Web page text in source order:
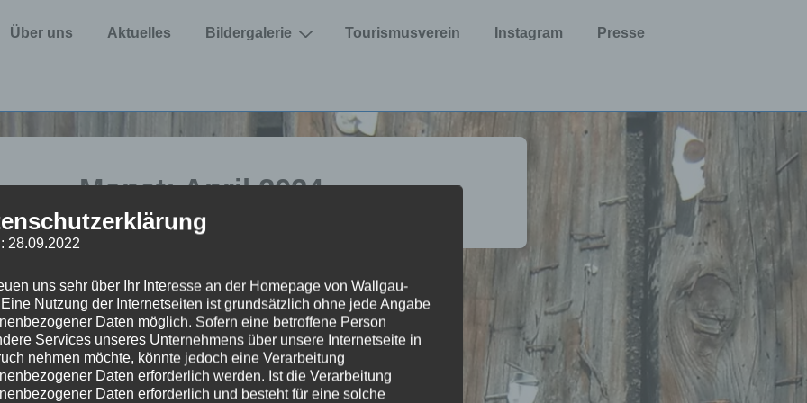
Über uns Aktuelles Bildergalerie Tourismusverein Instagram Presse
Monat:April 2024
VERÖFFENTLICHT AM
IN
28.09.2022
uns sehr über Ihr Interesse an der Homepage von Wallgau-
Nutzung der Internetseiten ist grundsätzlich ohne jede Angabe
Daten möglich. Sofern eine betroffene Person
Services unseres Unternehmens über unsere Internetseite in
nehmen möchte, könnte jedoch eine Verarbeitung
Daten erforderlich werden. Ist die Verarbeitung
Daten erforderlich und besteht für eine solche